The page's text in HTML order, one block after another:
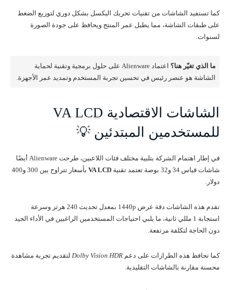
كما تستفيد الشاشات من تقنيات تحريك البكسل بشكل دوري لتوزيع الضغط
على طبقات الشاشة، مما يطيل عمر المنتج ويحافظ على جودة الصورة
لسنوات.
ما الذي تغيّر هنا؟
اعتماد Alienware على حلول برمجية وتقنية لحماية
الشاشة هو عنصر رئيس في تحسين تجربة المستخدم وتمديد عمر الأجهزة.
الشاشات الاقتصادية VA LCD
للمستخدمين المبتدئين 💡
في إطار اهتمام الشركة بتلبية مختلف فئات اللاعبين، طرحت Alienware أيضًا
شاشات قياس 34 و32 بوصة تعتمد تقنية
VA LCD
بأسعار تتراوح بين 300 و400
دولار.
تقدم هذه الشاشات دقة عرض 1440p بمعدل تحديث 240 هرتز وسرعة
استجابة 1 مللي ثانية، ما يلبي احتياجات المستخدمين الراغبين في الأداء الجيد
دون الحاجة لتكلفة مرتفعة.
كما تحافظ هذه الطرازات على دعم Dolby Vision HDR لتقديم تجربة مشاهدة
محسنة مقارنة بالشاشات التقليدية.